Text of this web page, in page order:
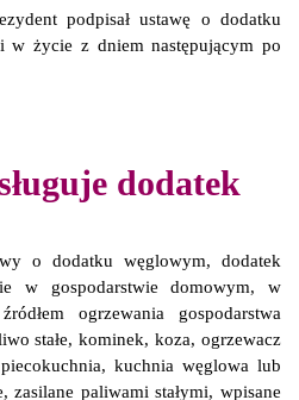
podpisał ustawę o dodatku
w życie z dniem następującym po
dodatek
o dodatku węglowym, dodatek
w gospodarstwie domowym, w
ogrzewania gospodarstwa
stałe, kominek, koza, ogrzewacz
kuchnia węglowa lub
zasilane paliwami stałymi, wpisane